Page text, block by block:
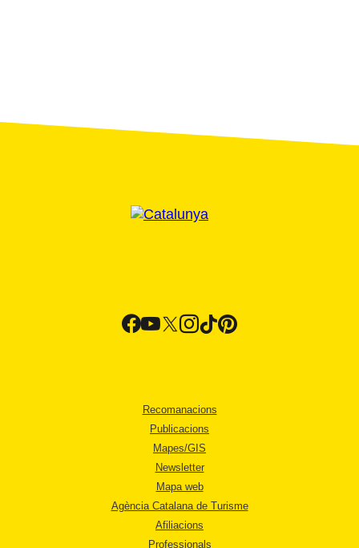
Recomanacions
Publicacions
Mapes/GIS
Newsletter
Mapa web
Agència Catalana de Turisme
Afiliacions
Professionals